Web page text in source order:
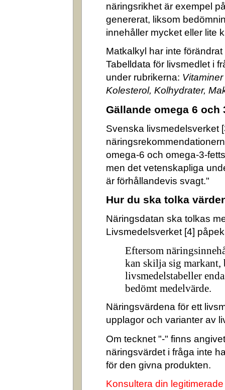
näringsrikhet är exempel
genererat, liksom
innehåller mycket eller lite
Matkalkyl har inte
Tabelldata för livsmedlet i
under rubrikerna:
Kolesterol, Kolhydrater,
Gällande omega 6 och
Svenska livsmedelsverket
omega-6 och omega-3-
men det vetenskapliga
är förhållandevis svagt."
Hur du ska tolka
Näringsdatan ska tolkas
Livsmedelsverket [4]
Eftersom
kan skilja sig markant,
livsmedelstabeller
bedömt medelvärde.
Näringsvärdena för ett
upplagor och varianter av
Om tecknet "-" finns
näringsvärdet i fråga inte
för den givna produkten.
Konsultera din